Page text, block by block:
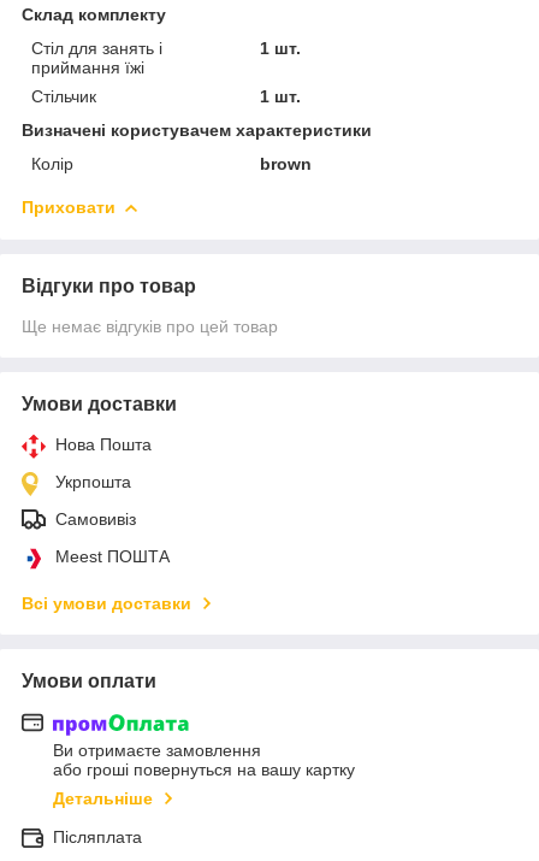
Склад комплекту
Стіл для занять і
приймання їжі
1 шт.
Стільчик
1 шт.
Визначені користувачем характеристики
Колір
brown
Приховати
Відгуки про товар
Ще немає відгуків про цей товар
Умови доставки
Нова Пошта
Укрпошта
Самовивіз
Meest ПОШТА
Всі умови доставки
Умови оплати
Ви отримаєте замовлення
або гроші повернуться на вашу картку
Детальніше
Післяплата